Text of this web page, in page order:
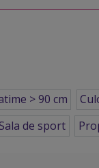
> 90 cm
de sport